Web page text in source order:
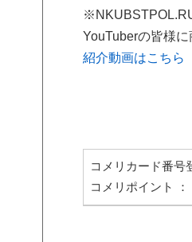
YouTuberの皆様
紹介動画はこちら
コメリカード番号
コメリポイント ：